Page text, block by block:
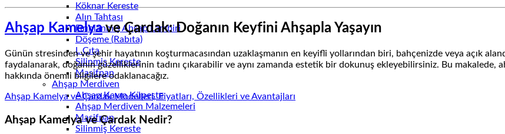
Köknar Kereste
Alın Tahtası
Fırınlanmış Ahşap Lambiri
Döşeme (Rabıta)
L Çıta
Silinmiş Kereste
Masifpan
Ahşap Merdiven
Ahşap Kayın Küpeşte
Ahşap Merdiven Malzemeleri
Masifpan
Silinmiş Kereste
Ahşap Kamelyave Çardak: Doğanın Keyfini Ahşapla Yaşayın
Günün stresinden ve şehir hayatının koşturmacasından uzaklaşmanın en keyifli yollarından biri, bahçenizde veya açık
faydalanarak, doğanın güzelliklerinin tadını çıkarabilir ve aynı zamanda estetik bir dokunuş ekleyebilirsiniz. Bu makalede,
hakkında önemli bilgilere odaklanacağız.
Ahşap Kamelya ve Çardak Modelleri, Fiyatları, Özellikleri ve Avantajları
Ahşap Kamelya ve Çardak Nedir?